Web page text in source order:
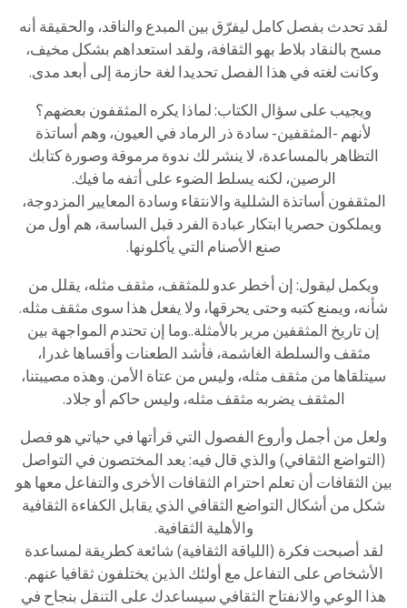
لقد تحدث بفصل كامل ليفرّق بين المبدع والناقد، والحقيقة أنه
مسح بالنقاد بلاط بهو الثقافة، ولقد استعداهم بشكل مخيف،
وكانت لغته في هذا الفصل تحديدا لغة حازمة إلى أبعد مدى.
ويجيب على سؤال الكتاب: لماذا يكره المثقفون بعضهم؟
لأنهم -المثقفين- سادة ذر الرماد في العيون، وهم أساتذة
التظاهر بالمساعدة، لا ينشر لك ندوة مرموقة وصورة كتابك
الرصين، لكنه يسلط الضوء على أتفه ما فيك.
المثقفون أساتذة الشللية والانتقاء وسادة المعايير المزدوجة،
ويملكون حصريا ابتكار عبادة الفرد قبل الساسة، هم أول من
صنع الأصنام التي يأكلونها.
ويكمل ليقول: إن أخطر عدو للمثقف، مثقف مثله، يقلل من
شأنه، ويمنع كتبه وحتى يحرقها، ولا يفعل هذا سوى مثقف مثله.
إن تاريخ المثقفين مرير بالأمثلة..وما إن تحتدم المواجهة بين
مثقف والسلطة الغاشمة، فأشد الطعنات وأقساها غدرا،
سيتلقاها من مثقف مثله، وليس من عتاة الأمن. وهذه مصيبتنا،
المثقف يضربه مثقف مثله، وليس حاكم أو جلاد.
ولعل من أجمل وأروع الفصول التي قرأتها في حياتي هو فصل
(التواضع الثقافي) والذي قال فيه: يعد المختصون في التواصل
بين الثقافات أن تعلم احترام الثقافات الأخرى والتفاعل معها هو
شكل من أشكال التواضع الثقافي الذي يقابل الكفاءة الثقافية
والأهلية الثقافية.
لقد أصبحت فكرة (اللياقة الثقافية) شائعة كطريقة لمساعدة
الأشخاص على التفاعل مع أولئك الذين يختلفون ثقافيا عنهم.
هذا الوعي والانفتاح الثقافي سيساعدك على التنقل بنجاح في